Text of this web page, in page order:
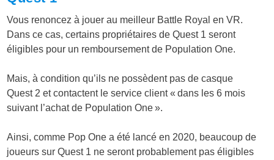
Vous renoncez à jouer au meilleur Battle Royal en VR.
Dans ce cas, certains propriétaires de Quest 1 seront
éligibles pour un remboursement de Population One.
Mais, à condition qu’ils ne possèdent pas de casque
Quest 2 et contactent le service client « dans les 6 mois
suivant l’achat de Population One ».
Ainsi, comme Pop One a été lancé en 2020, beaucoup de
joueurs sur Quest 1 ne seront probablement pas éligibles